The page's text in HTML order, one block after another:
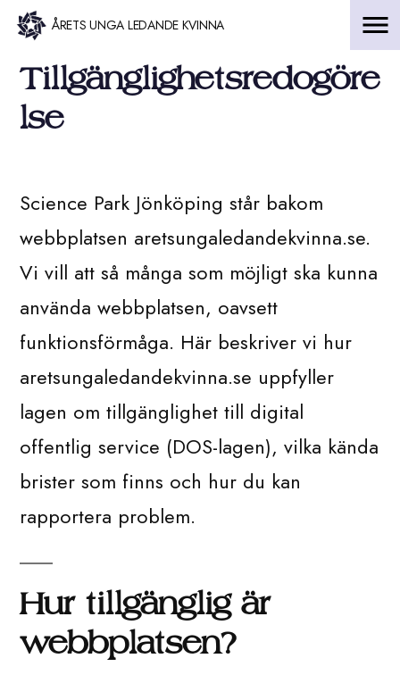
Hoppa
innehåll
ÅRETS UNGA LEDANDE KVINNA
Tillgänglighetsredogöre
lse
Science Park Jönköping står bakom
webbplatsen aretsungaledandekvinna.se.
Vi vill att så många som möjligt ska kunna
använda webbplatsen, oavsett
funktionsförmåga. Här beskriver vi hur
aretsungaledandekvinna.se uppfyller
lagen om tillgänglighet till digital
offentlig service (DOS-lagen), vilka kända
brister som finns och hur du kan
rapportera problem.
Hur tillgänglig är
webbplatsen?